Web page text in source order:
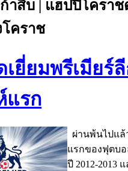
ก้าสิบ | แฮปปี้โครา
โคราช
ยี่ยมพรีเมียร์
แรก
ผ่านพ้นไปแล้
แรกของฟุตบ
ปี 2012-2013